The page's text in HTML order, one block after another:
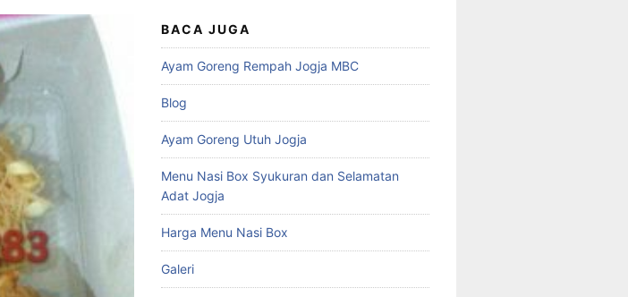
BACA JUGA
Ayam Goreng Rempah Jogja MBC
Blog
Ayam Goreng Utuh Jogja
Menu Nasi Box Syukuran dan Selamatan
Adat Jogja
Harga Menu Nasi Box
Galeri